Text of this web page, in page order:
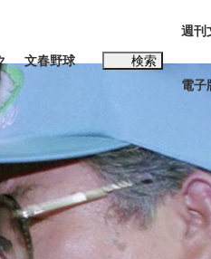
文春野球 検索
週刊
電子